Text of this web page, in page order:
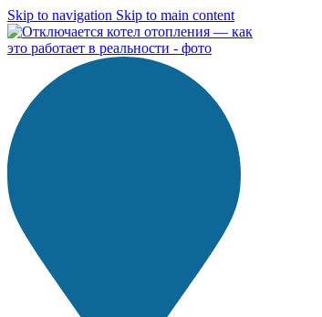
Skip to navigation Skip to main content